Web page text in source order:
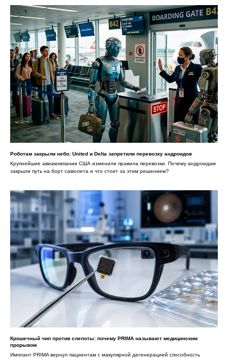
Роботам закрыли небо: United и Delta запретили перевозку андроидов
Крупнейшие авиакомпании США изменили правила перевозки. Почему андроидам
закрыли путь на борт самолета и что стоит за этим решением?
Крошечный чип против слепоты: почему PRIMA называют медицинским
прорывом
Имплант PRIMA вернул пациентам с макулярной дегенерацией способность